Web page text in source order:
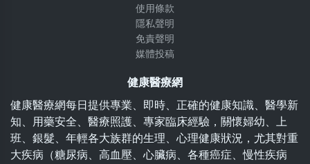
使用條款
隱私聲明
免責聲明
媒體投稿
健康醫療網
健康醫療網每日提供專業、即時、正確的健康知識、醫學新
知、用藥安全、醫療照護、專家臨床經驗，關懷婦幼、上
班、銀髮、年輕各大族群的生理、心理健康狀況，尤其對重
大疾病（糖尿病、高血壓、心臟病、各種癌症、慢性疾病